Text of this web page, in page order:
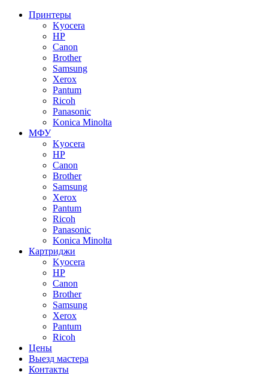
Принтеры
Kyocera
HP
Canon
Brother
Samsung
Xerox
Pantum
Ricoh
Panasonic
Konica Minolta
МФУ
Kyocera
HP
Canon
Brother
Samsung
Xerox
Pantum
Ricoh
Panasonic
Konica Minolta
Картриджи
Kyocera
HP
Canon
Brother
Samsung
Xerox
Pantum
Ricoh
Цены
Выезд мастера
Контакты